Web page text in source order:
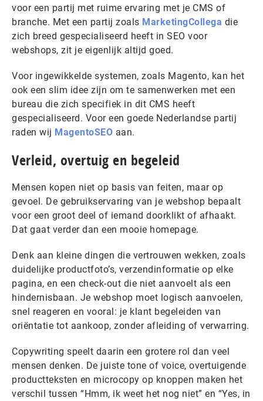
voor een partij met ruime ervaring met je CMS of
branche. Met een partij zoals MarketingCollega die
zich breed gespecialiseerd heeft in SEO voor
webshops, zit je eigenlijk altijd goed.
Voor ingewikkelde systemen, zoals Magento, kan het
ook een slim idee zijn om te samenwerken met een
bureau die zich specifiek in dit CMS heeft
gespecialiseerd. Voor een goede Nederlandse partij
raden wij MagentoSEO aan.
Verleid, overtuig en begeleid
Mensen kopen niet op basis van feiten, maar op
gevoel. De gebruikservaring van je webshop bepaalt
voor een groot deel of iemand doorklikt of afhaakt.
Dat gaat verder dan een mooie homepage.
Denk aan kleine dingen die vertrouwen wekken, zoals
duidelijke productfoto’s, verzendinformatie op elke
pagina, en een check-out die niet aanvoelt als een
hindernisbaan. Je webshop moet logisch aanvoelen,
snel reageren en vooral: je klant begeleiden van
oriëntatie tot aankoop, zonder afleiding of verwarring.
Copywriting speelt daarin een grotere rol dan veel
mensen denken. De juiste tone of voice, overtuigende
productteksten en microcopy op knoppen maken het
verschil tussen “Hmm, ik weet het nog niet” en “Yes, in